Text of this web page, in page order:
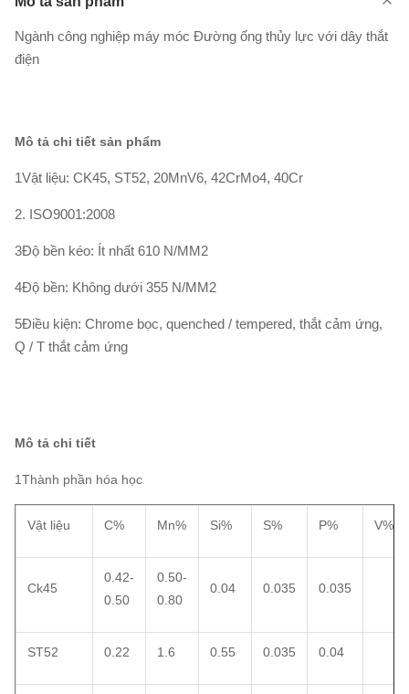
Ngành công nghiệp máy móc Đường ống thủy lực với dây thắt
điện
Mô tả chi tiết sản phẩm
1Vật liệu: CK45, ST52, 20MnV6, 42CrMo4, 40Cr
2. ISO9001:2008
3Độ bền kéo: Ít nhất 610 N/MM2
4Độ bền: Không dưới 355 N/MM2
5Điều kiện: Chrome bọc, quenched / tempered, thắt cảm ứng,
Q / T thắt cảm ứng
Mô tả chi tiết
1Thành phần hóa học
Vật liệu C% Mn% Si% S% P% V%
Ck45
0.42-
0.50
0.50-
0.80
0.04 0.035 0.035
ST52 0.22 1.6 0.55 0.035 0.04